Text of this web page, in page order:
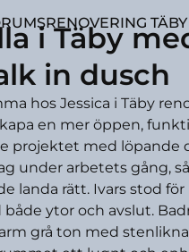
TÄBY
i Täby
in dusch
hos Jessica i Täby
en mer öppen,
projektet med löpande
under arbetets gång,
landa rätt. Ivars stod
både ytor och avslut.
grå ton med